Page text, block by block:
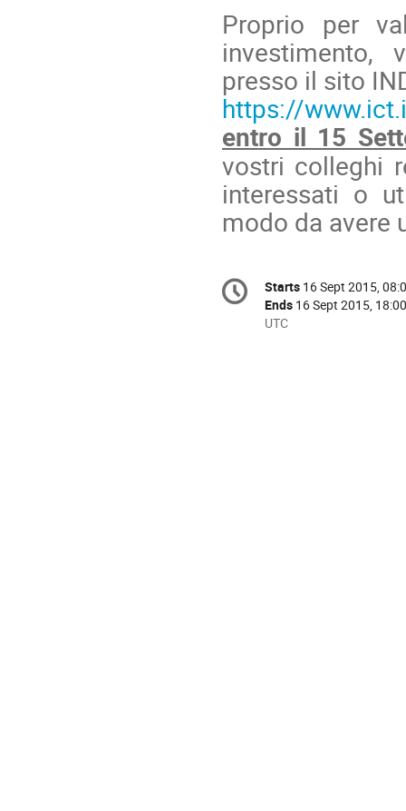
Proprio per
presso il sito
https://
entro il 15
vostri colleghi
interessati o
modo da avere
Conference
information
Date/Time
Starts 16 Sept 2015,
Ends 16 Sept 2015, 18:00
All
UTC